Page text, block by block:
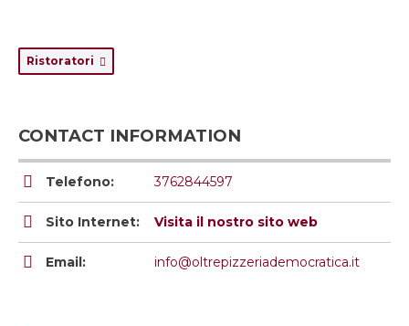
Ristoratori
CONTACT INFORMATION
Telefono: 3762844597
Sito Internet: Visita il nostro sito web
Email: info@oltrepizzeriademocratica.it